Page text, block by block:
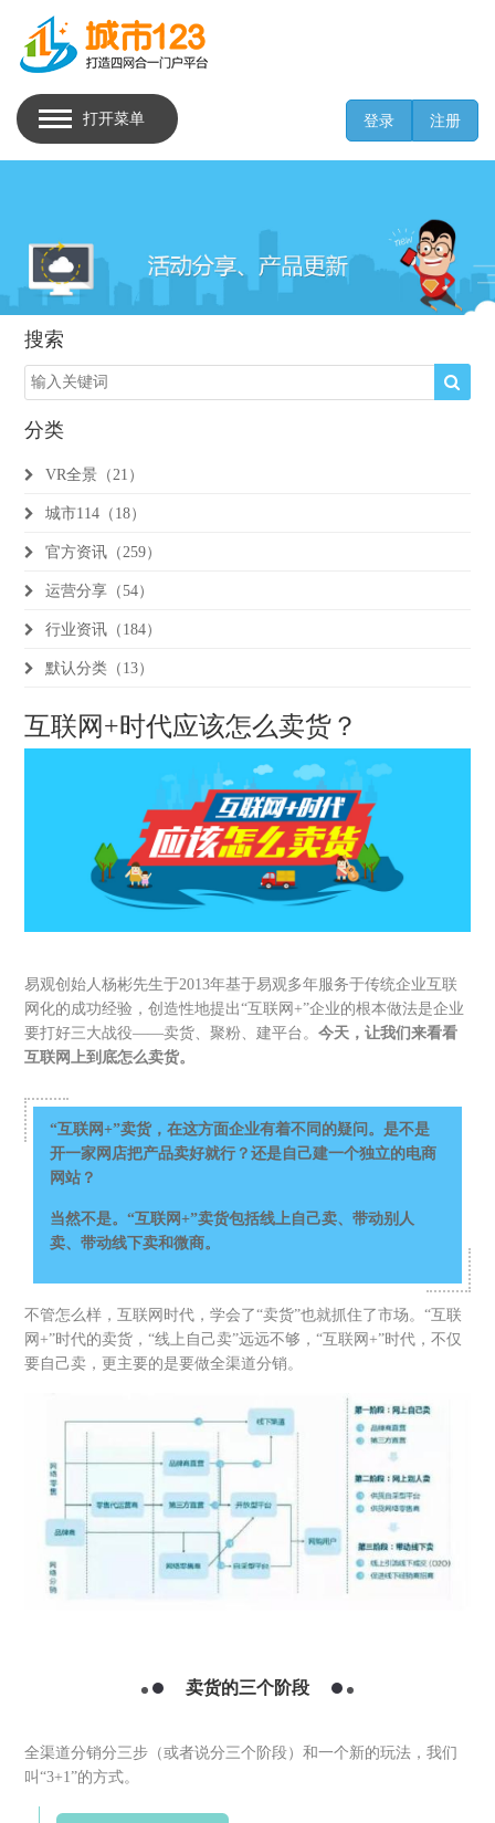
打开菜单 登录 注册
搜索
分类
VR全景（21）
城市114（18）
官方资讯（259）
运营分享（54）
行业资讯（184）
默认分类（13）
互联网+时代应该怎么卖货？
易观创始人杨彬先生于2013年基于易观多年服务于传统企业互联
网化的成功经验，创造性地提出“互联网+”企业的根本做法是企业
要打好三大战役——卖货、聚粉、建平台。今天，让我们来看看
互联网上到底怎么卖货。
“互联网+”卖货，在这方面企业有着不同的疑问。是不是
开一家网店把产品卖好就行？还是自己建一个独立的电商
网站？
当然不是。“互联网+”卖货包括线上自己卖、带动别人
卖、带动线下卖和微商。
不管怎么样，互联网时代，学会了“卖货”也就抓住了市场。“互联
网+”时代的卖货，“线上自己卖”远远不够，“互联网+”时代，不仅
要自己卖，更主要的是要做全渠道分销。
卖货的三个阶段
全渠道分销分三步（或者说分三个阶段）和一个新的玩法，我们
叫“3+1”的方式。